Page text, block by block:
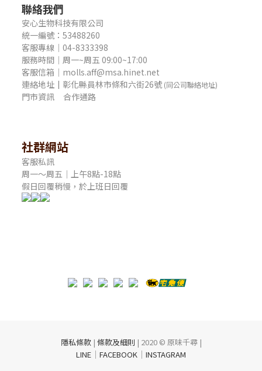
聯絡我們
安心生物科技有限公司
統一編號：53488260
客服專線｜04-8333398
服務時間｜周一~周五 09:00~17:00
客服信箱｜molls.aff@msa.hinet.net
連絡地址 ｜ 彰化縣員林市條和六街26號 (同公司聯絡地址)
門市資訊 合作通路
社群網站
客服私訊
周一～周五｜上午8點-18點
假日回覆稍慢，於上班日回覆
隱私條款| 條款及細則 | 2020 © 原味千尋 |
LINE ｜ FACEBOOK ｜ INSTAGRAM